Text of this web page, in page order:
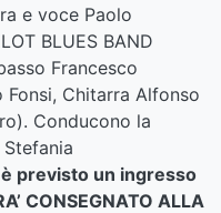
e voce Paolo
BLUES BAND
Francesco
Chitarra Alfonso
Conducono la
Stefania
previsto un ingresso
CONSEGNATO ALLA